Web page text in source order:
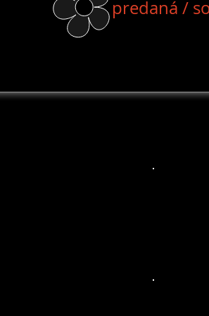
predaná /